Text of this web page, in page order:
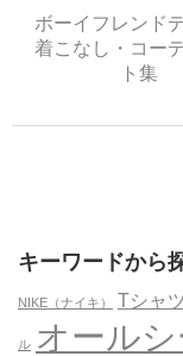
ボーイフレンド
着こなし・コー
ト集
キーワードから
NIKE（ナイキ） Tシャツ
ル オール